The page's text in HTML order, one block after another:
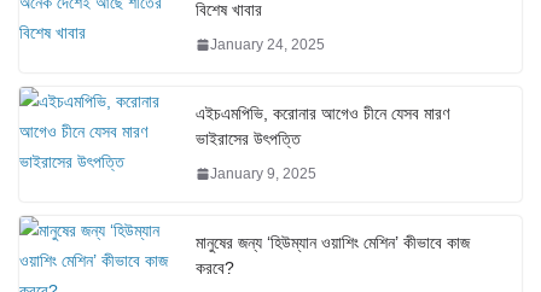
বিশেষ খাবার
January 24, 2025
এইচএমপিভি, করোনার আগেও চীনে যেসব মারণ
ভাইরাসের উৎপত্তি
January 9, 2025
মানুষের জন্য ‘হিউম্যান ওয়াশিং মেশিন’ কীভাবে কাজ
করবে?